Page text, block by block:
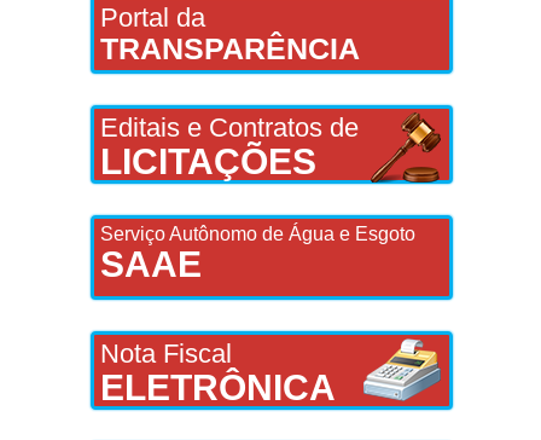
Portal da
TRANSPARÊNCIA
Editais e Contratos de
LICITAÇÕES
Serviço Autônomo de Água e Esgoto
SAAE
Nota Fiscal
ELETRÔNICA